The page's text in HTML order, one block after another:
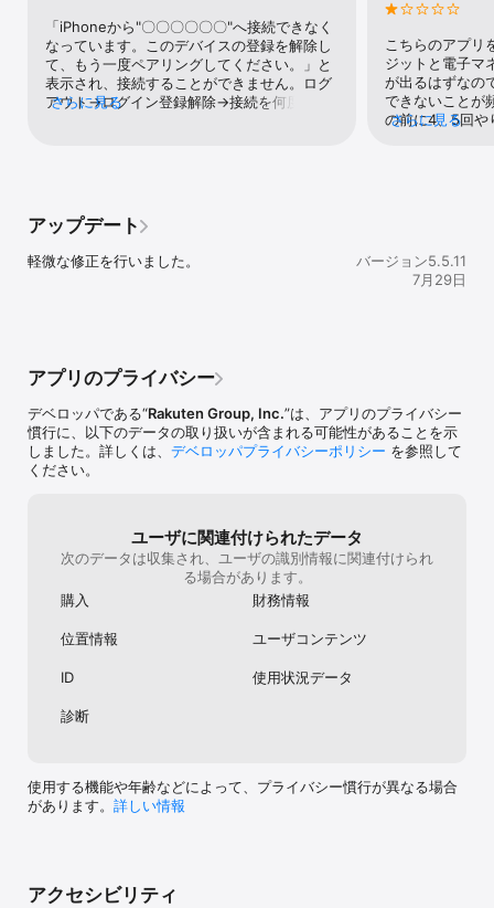
■まだお申し込みをされていない店舗さま
まずは、こちらのページからお申し込み（無料）をお願いいたしま
す。
https://r10.to/hYIyBH
「iPhoneから"〇〇〇〇〇〇"へ接続できなく
なっています。このデバイスの登録を解除し
て、もう一度ペアリングしてください。」と
表示され、接続することができません。ログ
アウト→ログイン登録解除→接続を何度試し
デバイスは接続でき、できたデバイスは
Android、タブレットできない自分のデバイ
スはiPhoneです。接続の方法が他にあるので
あれば教えていただけますと幸いです。
さらに見る
こちらのアプリ
ジットと電子マ
が出るはずなの
できないことが
の前に4、5回や
さらに見る
アップデート
軽微な修正を行いました。
バージョン5.5.11
7月29日
アプリのプライバシー
デベロッパである“Rakuten Group, Inc.”は、アプリのプライバシー
慣行に、以下のデータの取り扱いが含まれる可能性があることを示
しました。詳しくは、 デベロッパプライバシーポリシー を参照して
ください。
ユーザに関連付けられたデータ
次のデータは収集され、ユーザの識別情報に関連付けられ
る場合があります。
購入
財務情報
位置情報 ユーザコンテンツ
ID 使用状況データ
診断
使用する機能や年齢などによって、プライバシー慣行が異なる場合
があります。 詳しい情報
アクセシビリティ